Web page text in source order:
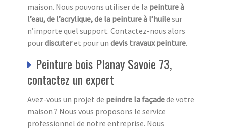
maison. Nous pouvons utiliser de la peinture à
l’eau, de l’acrylique, de la peinture à l’huilesur
n’importe quel support. Contactez-nous alors
pourdiscuteret pour un devis travaux peinture.
Peinture bois Planay Savoie 73,
contactez un expert
Avez-vous un projet de peindre la façadede votre
maison ? Nous vous proposons le service
professionnel de notre entreprise. Nous